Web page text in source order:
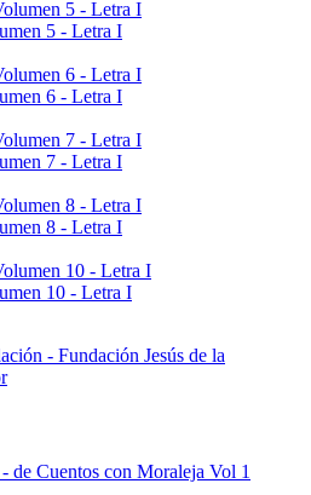
5 - Letra I
6 - Letra I
7 - Letra I
8 - Letra I
10 - Letra I
de Cuentos con Moraleja Vol 1